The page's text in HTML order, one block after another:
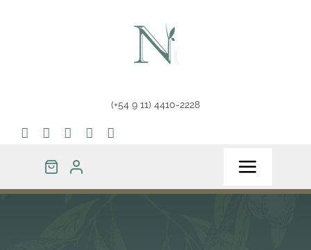
(+54 9 11) 4410-2228
Toggle